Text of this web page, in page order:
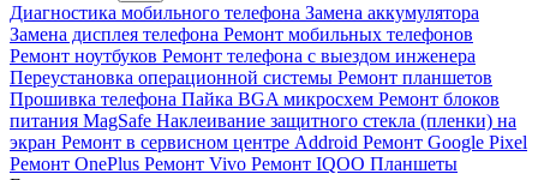
Диагностика мобильного телефона Замена аккумулятора
Замена дисплея телефона Ремонт мобильных телефонов
Ремонт ноутбуков Ремонт телефона с выездом инженера
Переустановка операционной системы Ремонт планшетов
Прошивка телефона Пайка BGA микросхем Ремонт блоков
питания MagSafe Наклеивание защитного стекла (пленки) на
экран Ремонт в сервисном центре Addroid Ремонт Google Pixel
Ремонт OnePlus Ремонт Vivo Ремонт IQOO Планшеты